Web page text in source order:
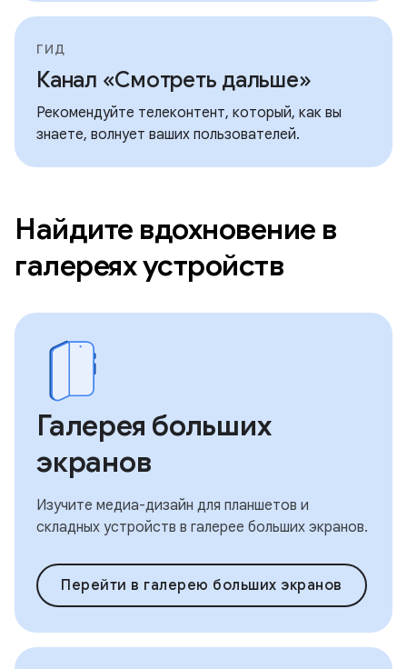
ГИД
Канал «Смотреть дальше»
Рекомендуйте телеконтент, который, как вы
знаете, волнует ваших пользователей.
Найдите вдохновение в
галереях устройств
Галерея больших
экранов
Изучите медиа-дизайн для планшетов и
складных устройств в галерее больших экранов.
Перейти в галерею больших экранов